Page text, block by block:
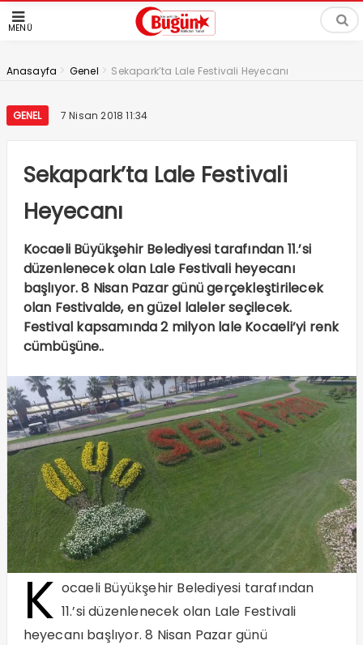
MENÜ
Anasayfa > Genel > Sekapark’ta Lale Festivali Heyecanı
GENEL 7 Nisan 2018 11:34
Sekapark’ta Lale Festivali
Heyecanı
Kocaeli Büyükşehir Belediyesi tarafından 11.’si
düzenlenecek olan Lale Festivali heyecanı
başlıyor. 8 Nisan Pazar günü gerçekleştirilecek
olan Festivalde, en güzel laleler seçilecek.
Festival kapsamında 2 milyon lale Kocaeli’yi renk
cümbüşüne..
K ocaeli Büyükşehir Belediyesi tarafından
11.’si düzenlenecek olan Lale Festivali
heyecanı başlıyor. 8 Nisan Pazar günü